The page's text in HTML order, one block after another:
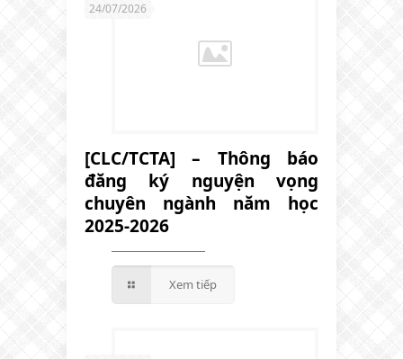
24/07/2026
[CLC/TCTA] – Thông báo
đăng ký nguyện vọng
chuyên ngành năm học
2025-2026
Xem tiếp